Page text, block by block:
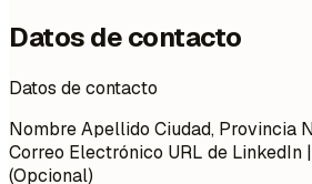
Datos de contacto
Datos de contacto
Nombre Apellido Ciudad, Provincia
Correo Electrónico URL de LinkedIn
(Opcional)